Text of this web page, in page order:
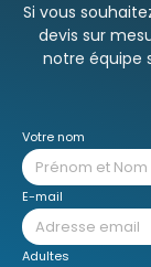
Si vous
devis sur
notre équipe
Votre nom
E-mail
Adultes